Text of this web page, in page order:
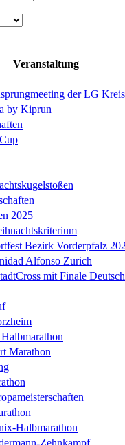
Veranstaltung
der LG
by Kiprun
2025
Bezirk Vorderpfalz
Alfonso Zurich
mit Finale
Marathon
Halbmarathon